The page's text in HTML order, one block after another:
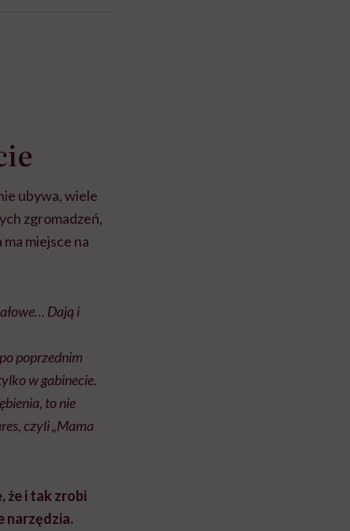
ubywa, wiele
zgromadzeń,
miejsce na
Dają i
poprzednim
w gabinecie.
to nie
czyli „Mama
że i tak zrobi
narzędzia.